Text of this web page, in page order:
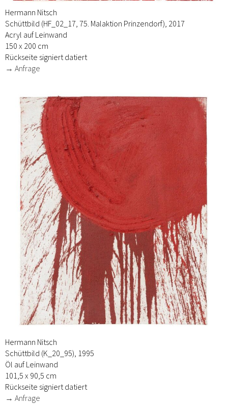
Hermann Nitsch
Schüttbild (HF_02_17, 75. Malaktion Prinzendorf), 2017
Acryl auf Leinwand
150 x 200 cm
Rückseite signiert datiert
→ Anfrage
Hermann Nitsch
Schüttbild (K_20_95), 1995
Öl auf Leinwand
101,5 x 90,5 cm
Rückseite signiert datiert
→ Anfrage